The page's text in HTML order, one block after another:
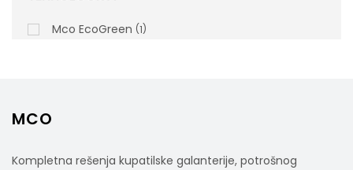
Mco EcoGreen 1
MCO
Kompletna rešenja kupatilske galanterije, potrošnog